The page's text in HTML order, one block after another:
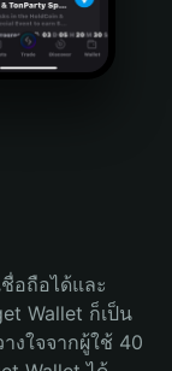
อถือได้และ
Wallet ก็เป็น
งใจจากผู้ใช้ 40